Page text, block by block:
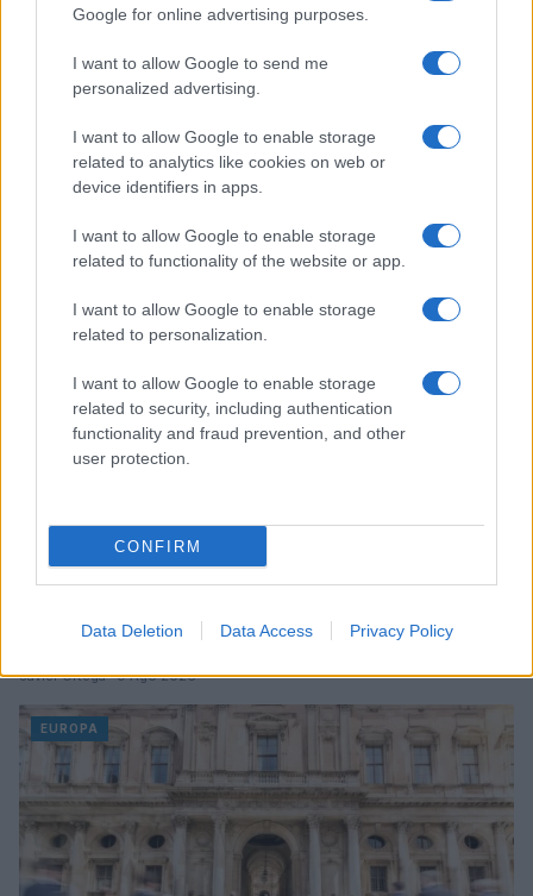
Google for online advertising purposes.
I want to allow Google to send me
personalized advertising.
I want to allow Google to enable storage
related to analytics like cookies on web or
device identifiers in apps.
I want to allow Google to enable storage
related to functionality of the website or app.
I want to allow Google to enable storage
related to personalization.
I want to allow Google to enable storage
related to security, including authentication
functionality and fraud prevention, and other
user protection.
CONFIRM
Data Deletion Data Access Privacy Policy
Sigue leyendo
Our Sticky Love: Dónde fue filmada la nueva serie
Javier Ortega · 9 Ago 2026
EUROPA